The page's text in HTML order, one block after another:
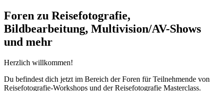
Foren zu Reisefotografie,
Bildbearbeitung, Multivision/AV-Shows
und mehr
Herzlich willkommen!
Du befindest dich jetzt im Bereich der Foren für Teilnehmende von
Reisefotografie-Workshops und der Reisefotografie Masterclass.